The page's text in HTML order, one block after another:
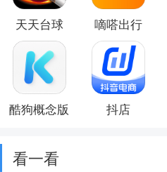
天天台球 嘀嗒出行
酷狗概念版 抖店
看一看